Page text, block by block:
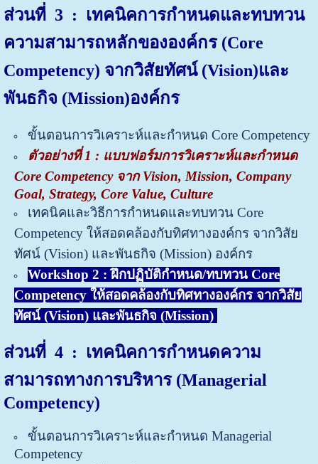
ส่วนที่ 3 : เทคนิคการกำหนดและทบทวน
ความสามารถหลักขององค์กร (Core
Competency) จากวิสัยทัศน์ (Vision)และ
พันธกิจ (Mission)องค์กร
ขั้นตอนการวิเคราะห์และกำหนด Core Competency
ตัวอย่างที่ 1 : แบบฟอร์มการวิเคราะห์และกำหนด
Core Competency จาก Vision, Mission, Company
Goal, Strategy, Core Value, Culture
เทคนิคและวิธีการกำหนดและทบทวน Core
Competency ให้สอดคล้องกับทิศทางองค์กร จากวิสัย
ทัศน์ (Vision) และพันธกิจ (Mission) องค์กร
Workshop 2 : ฝึกปฏิบัติกำหนด/ทบทวน Core
Competency ให้สอดคล้องกับทิศทางองค์กร จากวิสัย
ทัศน์ (Vision) และพันธกิจ (Mission)
ส่วนที่ 4 : เทคนิคการกำหนดความ
สามารถทางการบริหาร (Managerial
Competency)
ขั้นตอนการวิเคราะห์และกำหนด Managerial
Competency